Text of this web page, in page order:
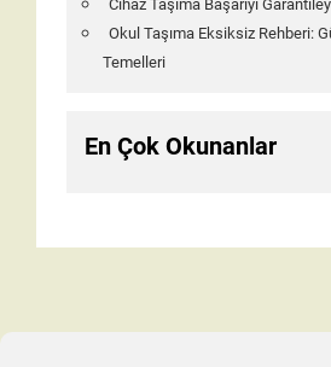
Cihaz Taşıma Başarıyı
Okul Taşıma Eksiksiz Rehberi:
Temelleri
En Çok Okunanlar